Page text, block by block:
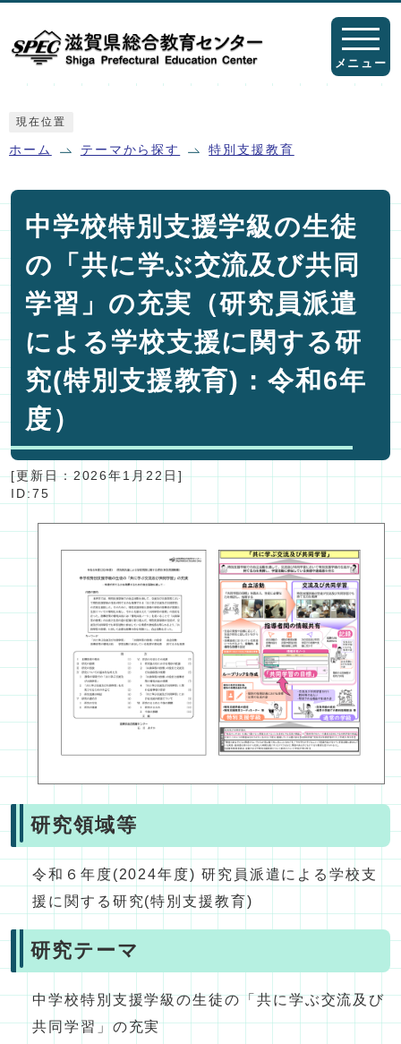
メニュー
現在位置
ホーム テーマから探す 特別支援教育
中学校特別支援学級の生徒
の「共に学ぶ交流及び共同
学習」の充実（研究員派遣
による学校支援に関する研
究(特別支援教育)：令和6年
度）
[更新日：2026年1月22日]
ID:75
研究領域等
令和６年度(2024年度) 研究員派遣による学校支
援に関する研究(特別支援教育)
研究テーマ
中学校特別支援学級の生徒の「共に学ぶ交流及び
共同学習」の充実